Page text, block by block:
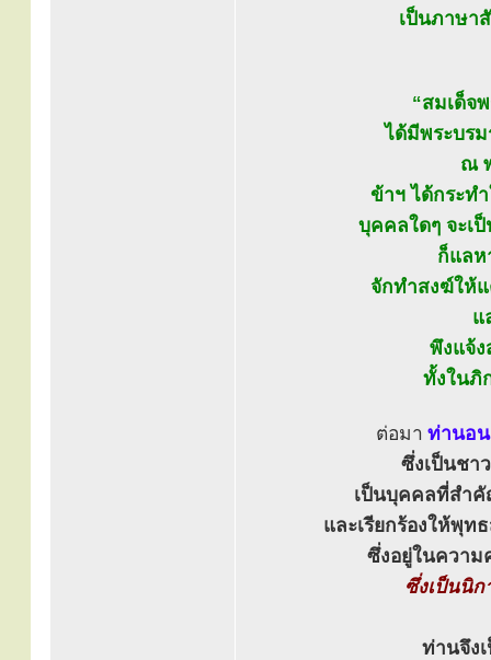
เป็นภาษา
“สมเด็จ
ได้มีพระบร
ณ
ข้าฯ ได้กระท
บุคคลใดๆ จะเ
ก็แลห
จักทำสงฆ์ให้
แ
พึงแจ้
ทั้งในภิ
ต่อมา ท่านอน
ซึ่งเป็นชา
เป็นบุคคลที่สำคั
และเรียกร้องให้พุท
ซึ่งอยู่ในความ
ซึ่งเป็นนิ
ท่านจึง